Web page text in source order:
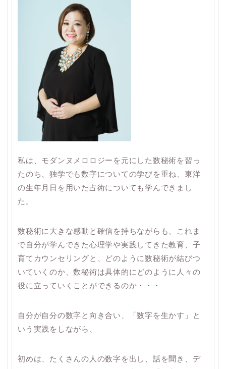
私は、モダンヌメロロジーを元にした数秘術を習っ
たのち、独学でも数字についての学びを重ね、東洋
の生年月日を用いた占術についても学んできまし
た。
数秘術に大きな感動と確信を持ちながらも、これま
で自分が学んできた心理学や実践してきた教育、子
育てカウンセリングと、どのように数秘術が結びつ
いていくのか、数秘術は具体的にどのように人々の
役に立っていくことができるのか・・・
自分が自分の数字と向き合い、「数字を生かす」と
いう実践をしながら、
初めは、たくさんの人の数字を出し、話を聞き、デ